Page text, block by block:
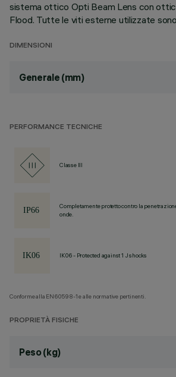
sistema ottico Opti Beam Lens con
Flood. Tutte le viti esterne utilizzate
DIMENSIONI
Generale (mm)
PERFORMANCE TECNICHE
Classe III
Completamente protetto contro la
onde.
IK06 - Protected against 1 J shocks
Conforme alla EN60598-1 e alle normative pertinenti.
PROPRIETÀ FISICHE
Peso (kg)